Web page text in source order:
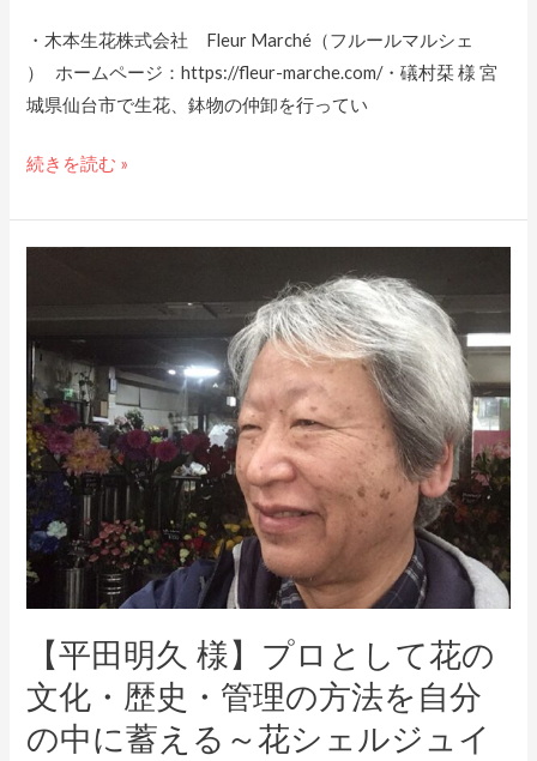
・木本生花株式会社 Fleur Marché（フルールマルシェ
） ホームページ：https://fleur-marche.com/・礒村栞 様 宮
城県仙台市で生花、鉢物の仲卸を行ってい
客
様
一
添
「花
の
あ
る
暮
ら
し」
を
提
案
き
る
人
続きを読む »
【平田明久 様】プロとして花の
文化・歴史・管理の方法を自分
の中に蓄える～花シェルジュイ
明
久
様】
プ
ロ
と
し
て
花
化・
歴
史・